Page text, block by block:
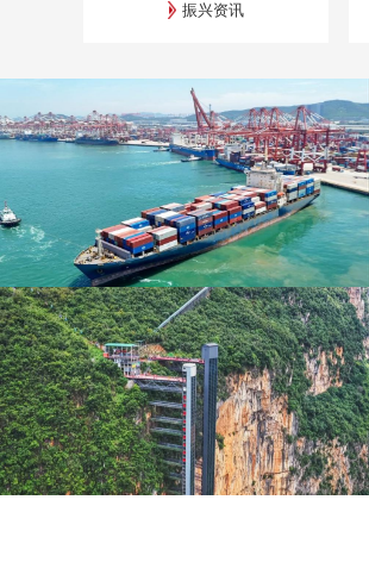
振兴资讯
青岛港今年新辟16条国际航线
8月5日，“科伦坡”轮缓缓驶离山东港口青岛港前湾联